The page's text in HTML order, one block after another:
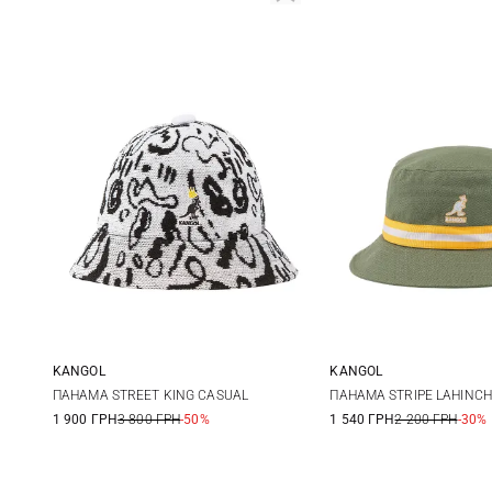
M L
KANGOL
ПАНАМА STREET KING CASUAL
1 900 ГРН3 800 ГРН-50%
S M L
KANGOL
ПАНАМА STRIPE LAHINCH
1 540 ГРН2 200 ГРН-30%